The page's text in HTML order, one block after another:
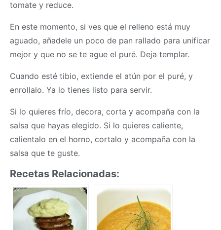
tomate y reduce.
En este momento, si ves que el relleno está muy
aguado, añadele un poco de pan rallado para unificar
mejor y que no se te ague el puré. Deja templar.
Cuando esté tibio, extiende el atún por el puré, y
enrollalo. Ya lo tienes listo para servir.
Si lo quieres frío, decora, corta y acompaña con la
salsa que hayas elegido. Si lo quieres caliente,
calientalo en el horno, cortalo y acompaña con la
salsa que te guste.
Recetas Relacionadas: